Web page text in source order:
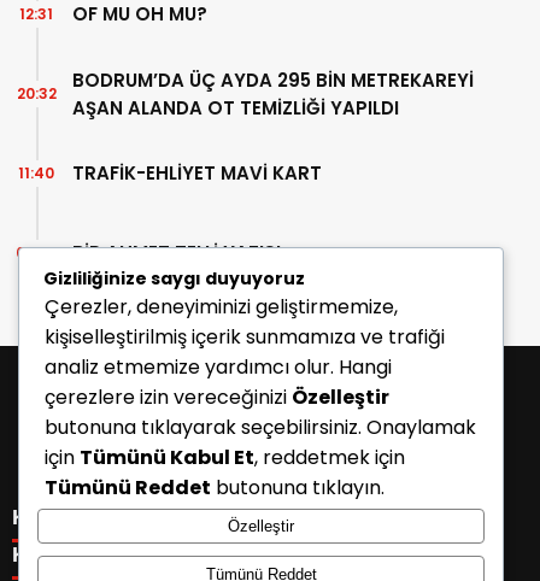
OF MU OH MU?
12:31
BODRUM’DA ÜÇ AYDA 295 BİN METREKAREYİ
AŞAN ALANDA OT TEMİZLİĞİ YAPILDI
20:32
TRAFİK-EHLİYET MAVİ KART
11:40
BİR AHMET TELLİ YAZISI
07:30
KATEGORİLER
Menü seçimi yapın. WP-ADMIN → Görünüm → Menüler
KISAYOLLAR
Gizliliğinize saygı duyuyoruz
Çerezler, deneyiminizi geliştirmemize,
kişiselleştirilmiş içerik sunmamıza ve trafiği
analiz etmemize yardımcı olur. Hangi
çerezlere izin vereceğinizi Özelleştir
butonuna tıklayarak seçebilirsiniz. Onaylamak
için Tümünü Kabul Et, reddetmek için
Tümünü Reddet butonuna tıklayın.
Özelleştir
Tümünü Reddet